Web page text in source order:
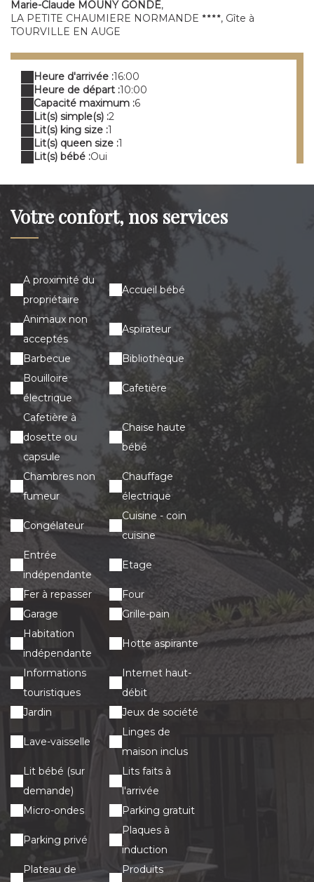
Marie-Claude MOUNY GONDÉ,
LA PETITE CHAUMIERE NORMANDE
, Gîte à
TOURVILLE EN AUGE
Heure d'arrivée :16:00
Heure de départ :10:00
Capacité maximum :6
Lit(s) simple(s) :2
Lit(s) king size :1
Lit(s) queen size :1
Lit(s) bébé :Oui
Votre confort, nos services
A proximité du
propriétaire
Accueil bébé
Animaux non
acceptés
Aspirateur
Barbecue
Bibliothèque
Bouilloire
électrique
Cafetière
Cafetière à
dosette ou
capsule
Chaise haute
bébé
Chambres non
fumeur
Chauffage
électrique
Congélateur
Cuisine - coin
cuisine
Entrée
indépendante
Etage
Fer à repasser
Four
Garage
Grille-pain
Habitation
indépendante
Hotte aspirante
Informations
touristiques
Internet haut-
débit
Jardin
Jeux de société
Lave-vaisselle
Linges de
maison inclus
Lit bébé (sur
demande)
Lits faits à
l'arrivée
Micro-ondes
Parking gratuit
Parking privé
Plaques à
induction
Plateau de
Produits